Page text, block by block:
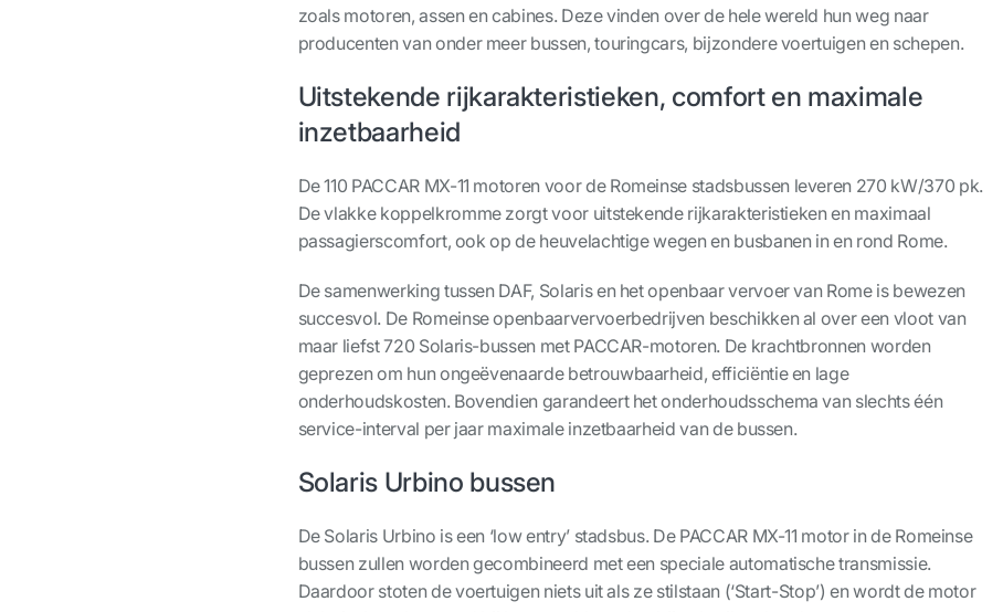
zoals motoren, assen en cabines. Deze vinden over de hele wereld hun weg naar
producenten van onder meer bussen, touringcars, bijzondere voertuigen en schepen.
Uitstekende rijkarakteristieken, comfort en maximale
inzetbaarheid
De 110 PACCAR MX-11 motoren voor de Romeinse stadsbussen leveren 270 kW/370 pk.
De vlakke koppelkromme zorgt voor uitstekende rijkarakteristieken en maximaal
passagierscomfort, ook op de heuvelachtige wegen en busbanen in en rond Rome.
De samenwerking tussen DAF, Solaris en het openbaar vervoer van Rome is bewezen
succesvol. De Romeinse openbaarvervoerbedrijven beschikken al over een vloot van
maar liefst 720 Solaris-bussen met PACCAR-motoren. De krachtbronnen worden
geprezen om hun ongeëvenaarde betrouwbaarheid, efficiëntie en lage
onderhoudskosten. Bovendien garandeert het onderhoudsschema van slechts één
service-interval per jaar maximale inzetbaarheid van de bussen.
Solaris Urbino bussen
De Solaris Urbino is een ‘low entry’ stadsbus. De PACCAR MX-11 motor in de Romeinse
bussen zullen worden gecombineerd met een speciale automatische transmissie.
Daardoor stoten de voertuigen niets uit als ze stilstaan (‘Start-Stop’) en wordt de motor